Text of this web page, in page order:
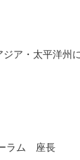
ア・太平洋州
ラム 座長